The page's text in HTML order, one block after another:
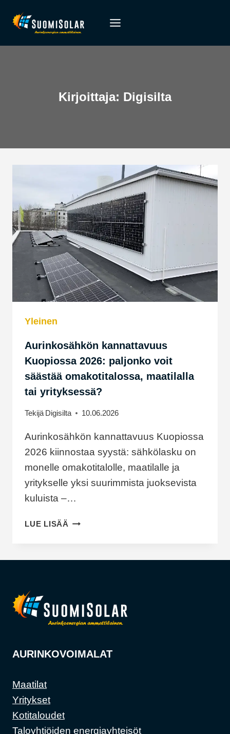
sisältöön
Kirjoittaja: Digisilta
Yleinen
Aurinkosähkön kannattavuus
Kuopiossa 2026: paljonko voit
säästää omakotitalossa, maatilalla
tai yrityksessä?
Tekijä Digisilta 10.06.2026
Aurinkosähkön kannattavuus Kuopiossa
2026 kiinnostaa syystä: sähkölasku on
monelle omakotitalolle, maatilalle ja
yritykselle yksi suurimmista juoksevista
kuluista –…
LUE LISÄÄ AURINKOSÄHKÖN
2026:
OMAKOTITALOSSA,
MAATILALLA
AURINKOVOIMALAT
Maatilat
Yritykset
Kotitaloudet
Taloyhtiöiden energiayhteisöt